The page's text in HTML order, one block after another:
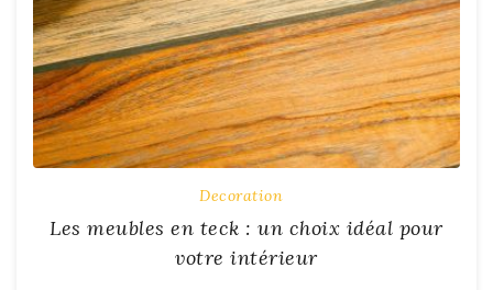
Decoration
Les meubles en teck : un choix idéal pour
votre intérieur